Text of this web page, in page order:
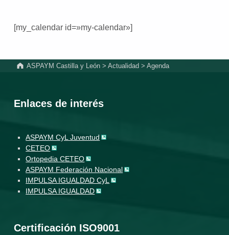
[my_calendar id=»my-calendar»]
ASPAYM Castilla y León >Actualidad >Agenda
Enlaces de interés
ASPAYM CyL Juventud
CETEO
Ortopedia CETEO
ASPAYM Federación Nacional
IMPULSA IGUALDAD CyL
IMPULSA IGUALDAD
Certificación ISO9001